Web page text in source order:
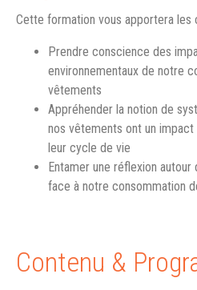
Cette formation vous apportera les
Prendre conscience des
environnementaux de notre
vêtements
Appréhender la notion de
nos vêtements ont un
leur cycle de vie
Entamer une réflexion
face à notre consommation
Contenu &